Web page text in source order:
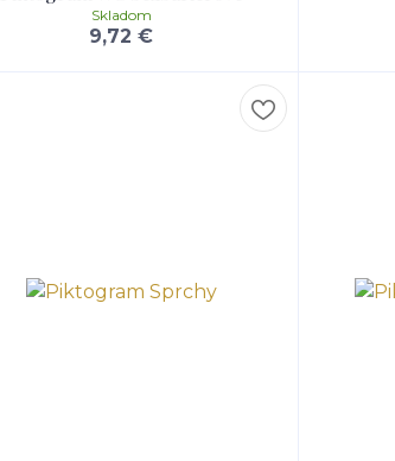
9,72 €
Skladom